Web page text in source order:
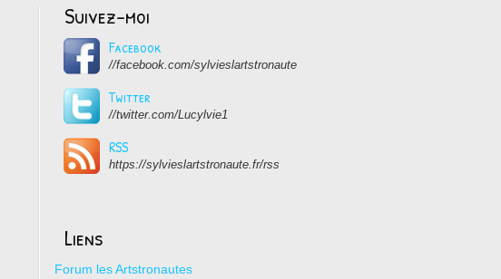
Suivez-moi
Facebook
//facebook.com/sylvieslartstronaute
Twitter
//twitter.com/Lucylvie1
RSS
https://sylvieslartstronaute.fr/rss
Liens
Forum les Artstronautes